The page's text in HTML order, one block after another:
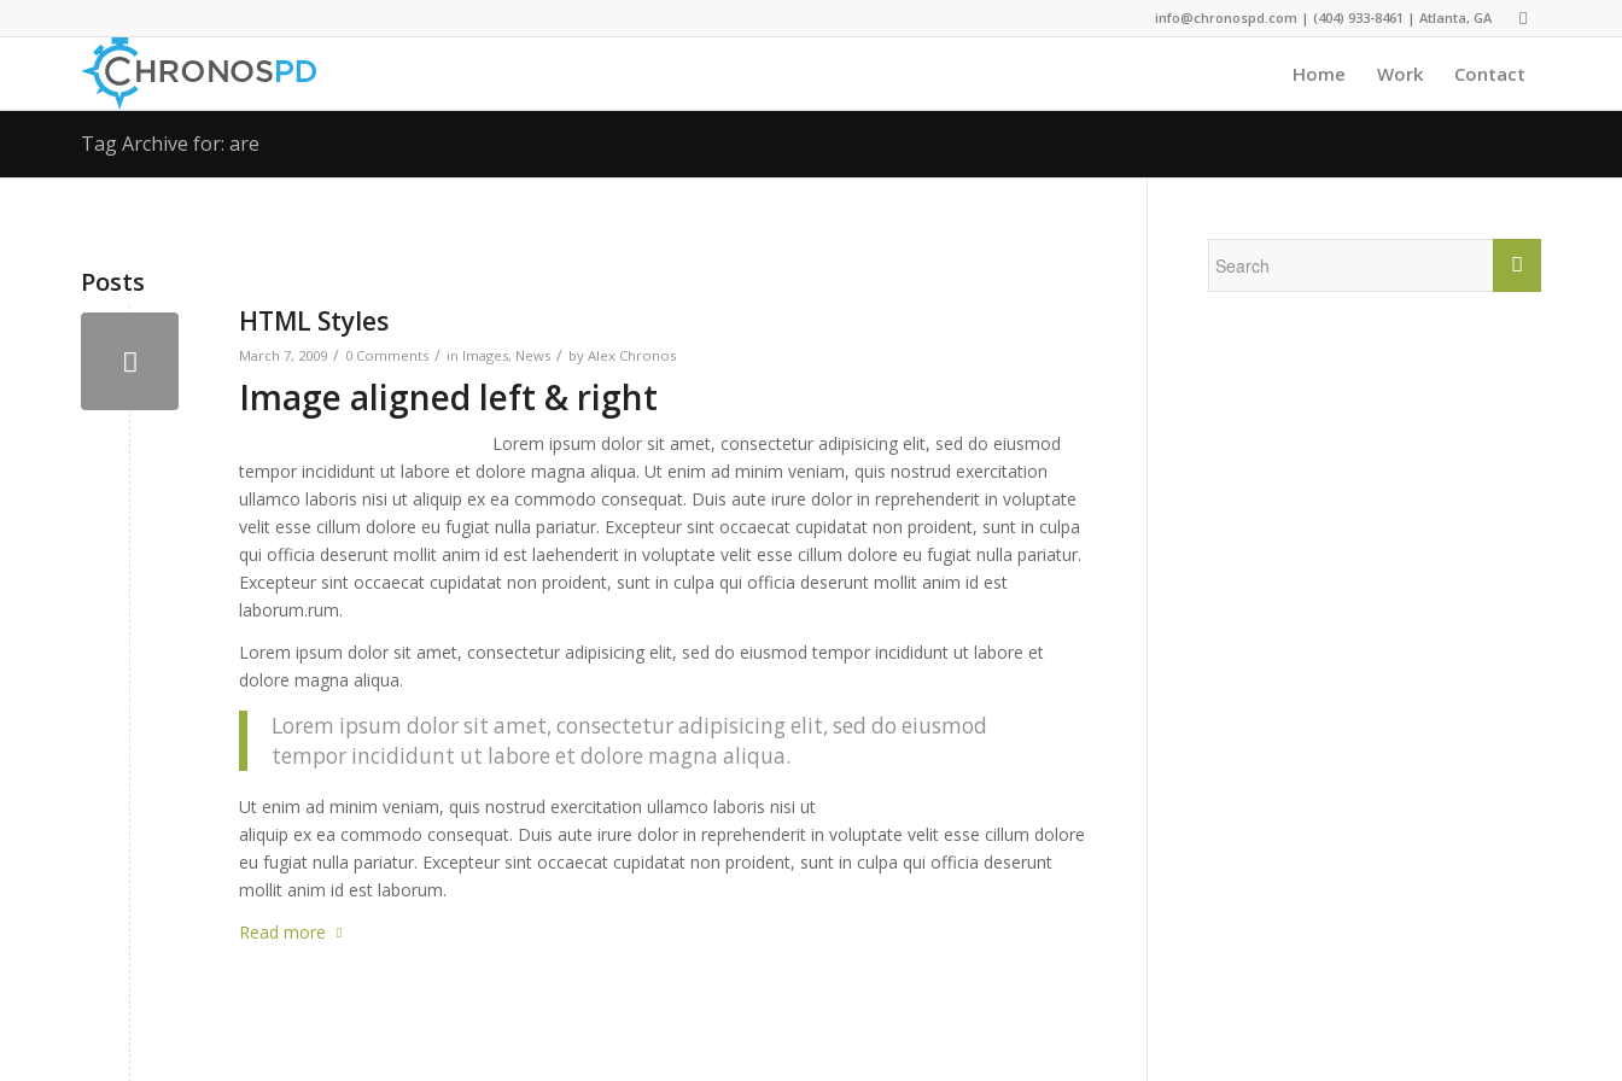
info@chronospd.com | (404) 933-8461 | Atlanta, GA
Home Work Contact
Tag Archive for: are
Posts
HTML Styles
March 7, 2009 / 0 Comments / in Images, News / by Alex Chronos
Image aligned left & right
Lorem ipsum dolor sit amet, consectetur adipisicing elit, sed do eiusmod
tempor incididunt ut labore et dolore magna aliqua. Ut enim ad minim veniam, quis nostrud exercitation
ullamco laboris nisi ut aliquip ex ea commodo consequat. Duis aute irure dolor in reprehenderit in voluptate
velit esse cillum dolore eu fugiat nulla pariatur. Excepteur sint occaecat cupidatat non proident, sunt in culpa
qui officia deserunt mollit anim id est laehenderit in voluptate velit esse cillum dolore eu fugiat nulla pariatur.
Excepteur sint occaecat cupidatat non proident, sunt in culpa qui officia deserunt mollit anim id est
laborum.rum.
Lorem ipsum dolor sit amet, consectetur adipisicing elit, sed do eiusmod tempor incididunt ut labore et
dolore magna aliqua.
Lorem ipsum dolor sit amet, consectetur adipisicing elit, sed do eiusmod
tempor incididunt ut labore et dolore magna aliqua.
Ut enim ad minim veniam, quis nostrud exercitation ullamco laboris nisi ut
aliquip ex ea commodo consequat. Duis aute irure dolor in reprehenderit in voluptate velit esse cillum dolore
eu fugiat nulla pariatur. Excepteur sint occaecat cupidatat non proident, sunt in culpa qui officia deserunt
mollit anim id est laborum.
Read more